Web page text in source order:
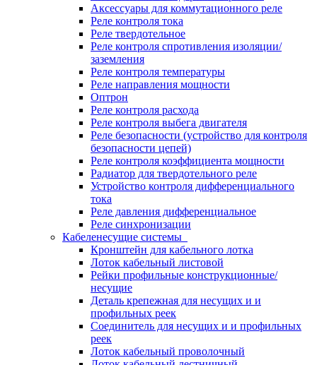
Аксессуары для коммутационного реле
Реле контроля тока
Реле твердотельное
Реле контроля спротивления изоляции/
заземления
Реле контроля температуры
Реле направления мощности
Оптрон
Реле контроля расхода
Реле контроля выбега двигателя
Реле безопасности (устройство для контроля
безопасности цепей)
Реле контроля коэффициента мощности
Радиатор для твердотельного реле
Устройство контроля дифференциального
тока
Реле давления дифференциальное
Реле синхронизации
Кабеленесущие системы
Кронштейн для кабельного лотка
Лоток кабельный листовой
Рейки профильные конструкционные/
несущие
Деталь крепежная для несущих и и
профильных реек
Соединитель для несущих и и профильных
реек
Лоток кабельный проволочный